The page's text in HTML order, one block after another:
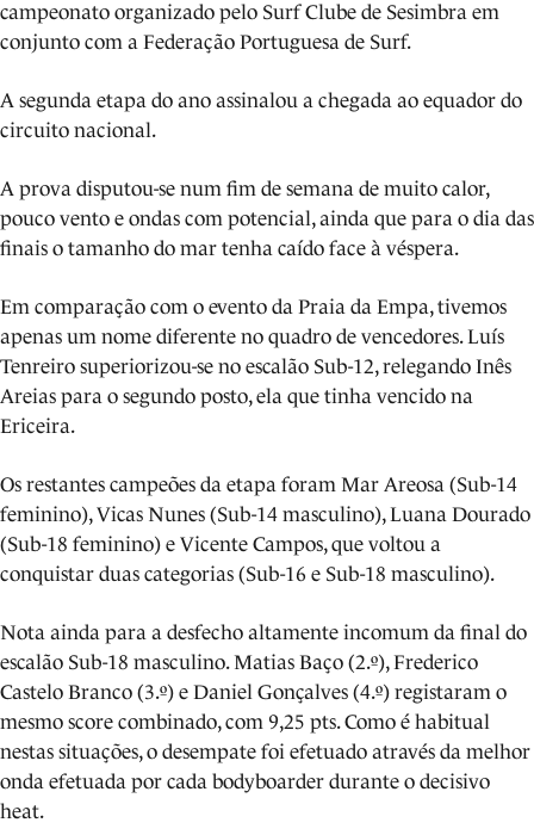
campeonato organizado pelo Surf Clube de Sesimbra em
conjunto com a Federação Portuguesa de Surf.
A segunda etapa do ano assinalou a chegada ao equador do
circuito nacional.
A prova disputou-se num fim de semana de muito calor,
pouco vento e ondas com potencial, ainda que para o dia das
finais o tamanho do mar tenha caído face à véspera.
Em comparação com o evento da Praia da Empa, tivemos
apenas um nome diferente no quadro de vencedores. Luís
Tenreiro superiorizou-se no escalão Sub-12, relegando Inês
Areias para o segundo posto, ela que tinha vencido na
Ericeira.
Os restantes campeões da etapa foram Mar Areosa (Sub-14
feminino), Vicas Nunes (Sub-14 masculino), Luana Dourado
(Sub-18 feminino) e Vicente Campos, que voltou a
conquistar duas categorias (Sub-16 e Sub-18 masculino).
Nota ainda para a desfecho altamente incomum da final do
escalão Sub-18 masculino. Matias Baço (2.º), Frederico
Castelo Branco (3.º) e Daniel Gonçalves (4.º) registaram o
mesmo score combinado, com 9,25 pts. Como é habitual
nestas situações, o desempate foi efetuado através da melhor
onda efetuada por cada bodyboarder durante o decisivo
heat.